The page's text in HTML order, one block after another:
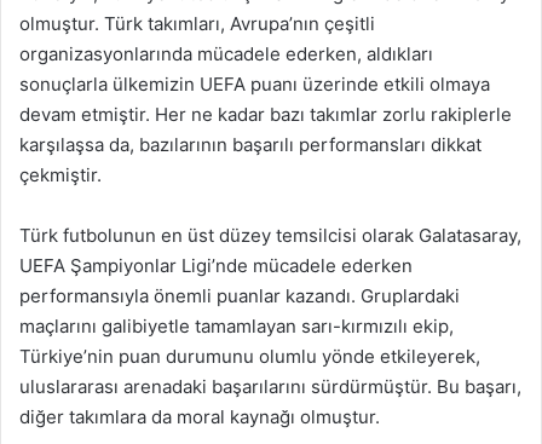
olmuştur. Türk takımları, Avrupa’nın çeşitli
organizasyonlarında mücadele ederken, aldıkları
sonuçlarla ülkemizin UEFA puanı üzerinde etkili olmaya
devam etmiştir. Her ne kadar bazı takımlar zorlu rakiplerle
karşılaşsa da, bazılarının başarılı performansları dikkat
çekmiştir.
Türk futbolunun en üst düzey temsilcisi olarak Galatasaray,
UEFA Şampiyonlar Ligi’nde mücadele ederken
performansıyla önemli puanlar kazandı. Gruplardaki
maçlarını galibiyetle tamamlayan sarı-kırmızılı ekip,
Türkiye’nin puan durumunu olumlu yönde etkileyerek,
uluslararası arenadaki başarılarını sürdürmüştür. Bu başarı,
diğer takımlara da moral kaynağı olmuştur.